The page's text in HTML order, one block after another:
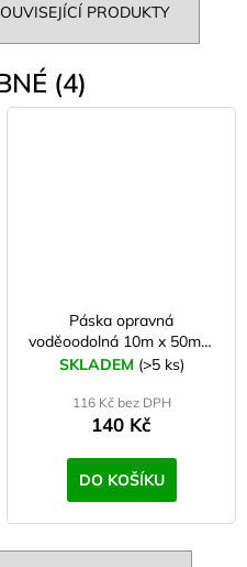
PRODUKTY
(4)
Páska opravná
voděoodolná 10m x 50mm
černá
SKLADEM (>5 ks)
116 Kč bez DPH
140 Kč
DO KOŠÍKU